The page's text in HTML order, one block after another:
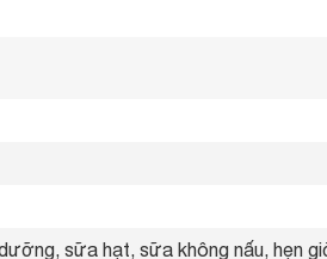
sữa hạt, sữa không nấu, hẹn